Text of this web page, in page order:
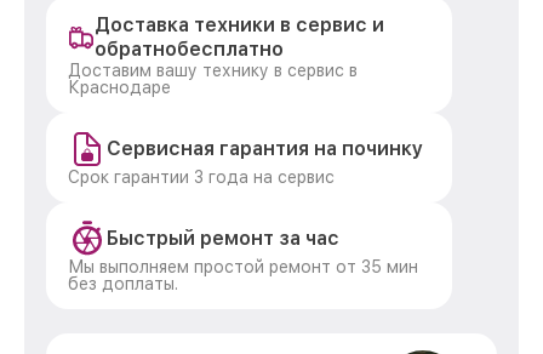
Доставка техники в сервис и
обратнобесплатно
Доставим вашу технику в сервис в
Краснодаре
Сервисная гарантия на починку
Срок гарантии 3 года на сервис
Быстрый ремонт за час
Мы выполняем простой ремонт от 35 мин
без доплаты.